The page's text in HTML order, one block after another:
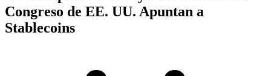
Congreso de EE. UU. Apuntan a
Stablecoins